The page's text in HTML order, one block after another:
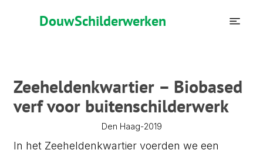
DouwSchilderwerken
Zeeheldenkwartier – Biobased
verf voor buitenschilderwerk
Den Haag 2019
-
In het Zeeheldenkwartier voerden we een